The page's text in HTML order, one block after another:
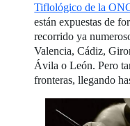
Tiflológico de la
están expuestas de
recorrido ya
Valencia, Cádiz,
Ávila o León. Pero
fronteras, llegando